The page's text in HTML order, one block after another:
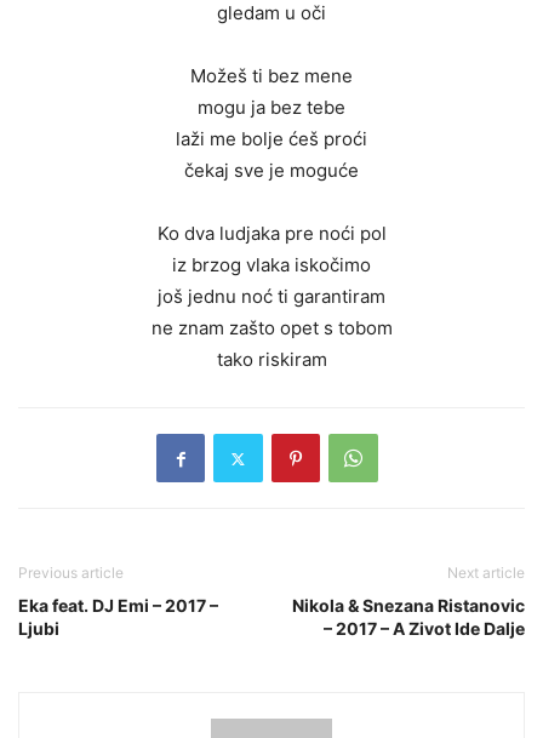
gledam u oči
Možeš ti bez mene
mogu ja bez tebe
laži me bolje ćeš proći
čekaj sve je moguće
Ko dva ludjaka pre noći pol
iz brzog vlaka iskočimo
još jednu noć ti garantiram
ne znam zašto opet s tobom
tako riskiram
Previous article
Eka feat. DJ Emi – 2017 –
Ljubi
Next article
Nikola & Snezana Ristanovic
– 2017 – A Zivot Ide Dalje